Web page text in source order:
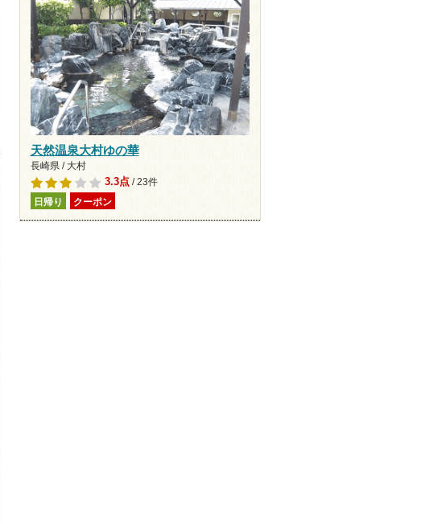
天然温泉大村ゆの華
長崎県 / 大村
3.3点/ 23件
日帰り クーポン